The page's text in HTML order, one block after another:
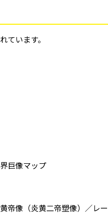
ています。
巨像マップ
帝像（炎黄二帝塑像）／レ